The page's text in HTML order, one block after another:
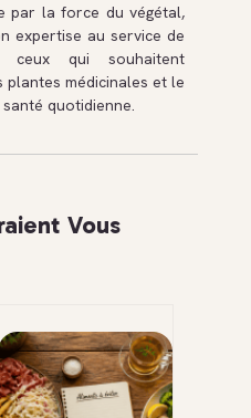
par la force du végétal,
expertise au service de
qui souhaitent
plantes médicinales et le
quotidienne.
Vous